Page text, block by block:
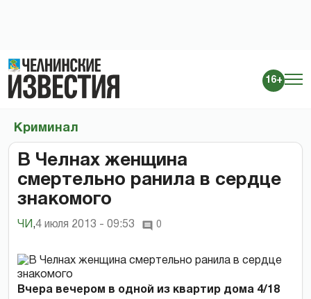
16+
Криминал
В Челнах женщина
смертельно ранила в сердце
знакомого
ЧИ ,4 июля 2013 - 09:53 0
Вчера вечером в одной из квартир дома 4/18